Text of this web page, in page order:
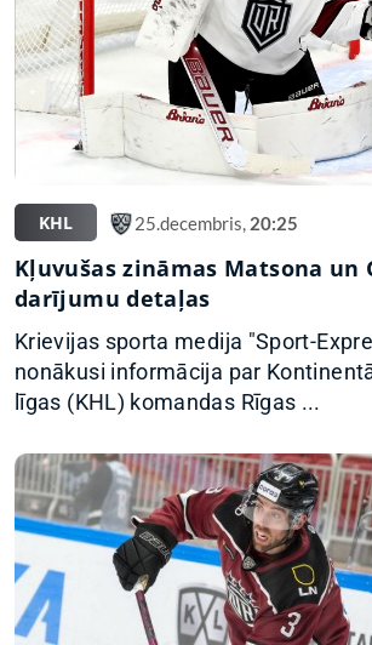
KHL 25.decembris, 20:25
Kļuvušas zināmas Matsona un
darījumu detaļas
Krievijas sporta medija "Sport-
nonākusi informācija par
līgas (KHL) komandas Rīgas ...